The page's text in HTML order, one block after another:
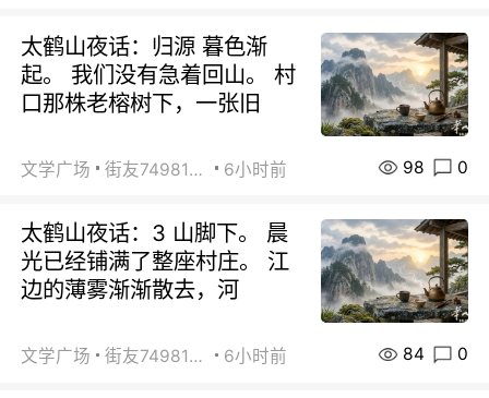
太鹤山夜话：归源 暮色渐
起。 我们没有急着回山。 村
口那株老榕树下，一张旧
文学广场 街友74981146 6小时前 98 0
太鹤山夜话：3 山脚下。 晨
光已经铺满了整座村庄。 江
边的薄雾渐渐散去，河
文学广场 街友74981146 6小时前 84 0